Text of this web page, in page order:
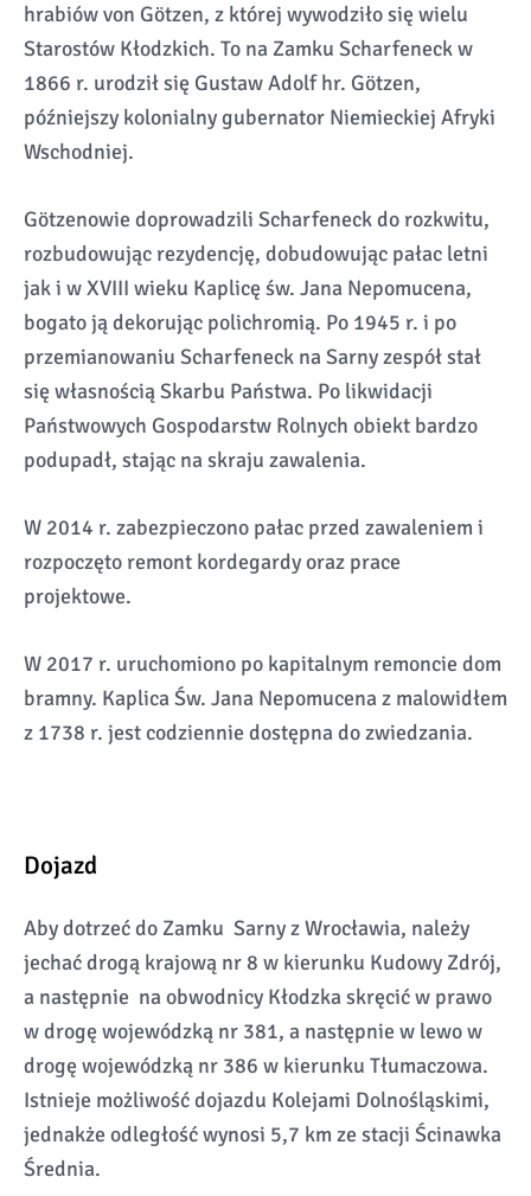
hrabiów von Götzen, z której wywodziło się wielu
Starostów Kłodzkich. To na Zamku Scharfeneck w
1866 r. urodził się Gustaw Adolf hr. Götzen,
późniejszy kolonialny gubernator Niemieckiej Afryki
Wschodniej.
Götzenowie doprowadzili Scharfeneck do rozkwitu,
rozbudowując rezydencję, dobudowując pałac letni
jak i w XVIII wieku Kaplicę św. Jana Nepomucena,
bogato ją dekorując polichromią. Po 1945 r. i po
przemianowaniu Scharfeneck na Sarny zespół stał
się własnością Skarbu Państwa. Po likwidacji
Państwowych Gospodarstw Rolnych obiekt bardzo
podupadł, stając na skraju zawalenia.
W 2014 r. zabezpieczono pałac przed zawaleniem i
rozpoczęto remont kordegardy oraz prace
projektowe.
W 2017 r. uruchomiono po kapitalnym remoncie dom
bramny. Kaplica Św. Jana Nepomucena z malowidłem
z 1738 r. jest codziennie dostępna do zwiedzania.
Dojazd
Aby dotrzeć do Zamku Sarny z Wrocławia, należy
jechać drogą krajową nr 8 w kierunku Kudowy Zdrój,
a następnie na obwodnicy Kłodzka skręcić w prawo
w drogę wojewódzką nr 381, a następnie w lewo w
drogę wojewódzką nr 386 w kierunku Tłumaczowa.
Istnieje możliwość dojazdu Kolejami Dolnośląskimi,
jednakże odległość wynosi 5,7 km ze stacji Ścinawka
Średnia.